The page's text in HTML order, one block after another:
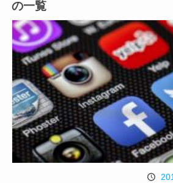
の一覧
投